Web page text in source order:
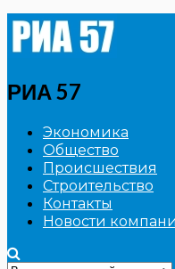
РИА 57
Экономика
Общество
Происшествия
Строительство
Контакты
Новости